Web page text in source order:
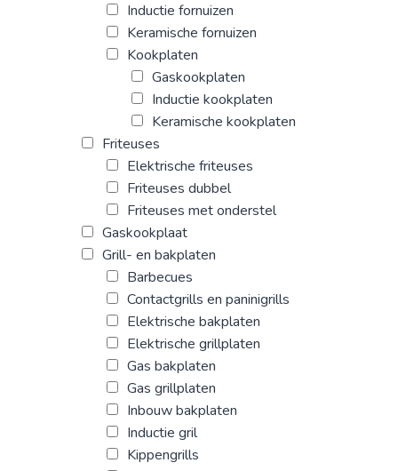
Inductie fornuizen
Keramische fornuizen
Kookplaten
Gaskookplaten
Inductie kookplaten
Keramische kookplaten
Friteuses
Elektrische friteuses
Friteuses dubbel
Friteuses met onderstel
Gaskookplaat
Grill- en bakplaten
Barbecues
Contactgrills en paninigrills
Elektrische bakplaten
Elektrische grillplaten
Gas bakplaten
Gas grillplaten
Inbouw bakplaten
Inductie gril
Kippengrills